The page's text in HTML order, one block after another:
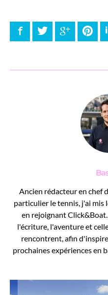
FacebookTwitter Google+
Ancien rédacteur en chef
particulier le tennis, j'ai mis
en rejoignant
l'écriture, l'aventure et
rencontrent, afin
prochaines expériences en